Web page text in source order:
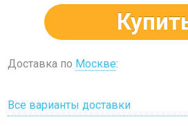
Доставка по Москве:
Все варианты доставки